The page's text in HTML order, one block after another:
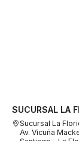
SUCURSAL LA
Sucursal La
Av. Vicuña